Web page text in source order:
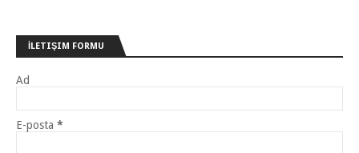
İLETIŞIM FORMU
Ad
E-posta *